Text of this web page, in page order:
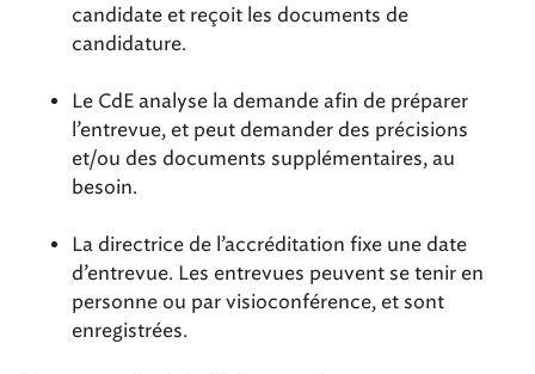
candidate et reçoit les documents de
candidature.
Le CdE analyse la demande afin de préparer
l’entrevue, et peut demander des précisions
et/ou des documents supplémentaires, au
besoin.
La directrice de l’accréditation fixe une date
d’entrevue. Les entrevues peuvent se tenir en
personne ou par visioconférence, et sont
enregistrées.